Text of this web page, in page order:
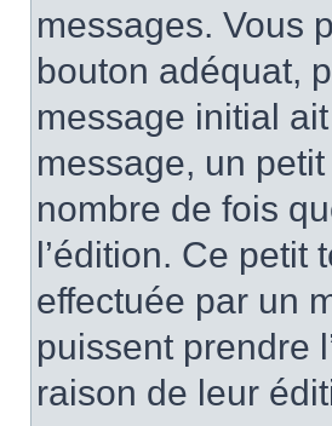
messages. Vous
bouton adéquat,
message initial
message, un
nombre de fois
l’édition. Ce petit
effectuée par un
puissent prendre
raison de leur